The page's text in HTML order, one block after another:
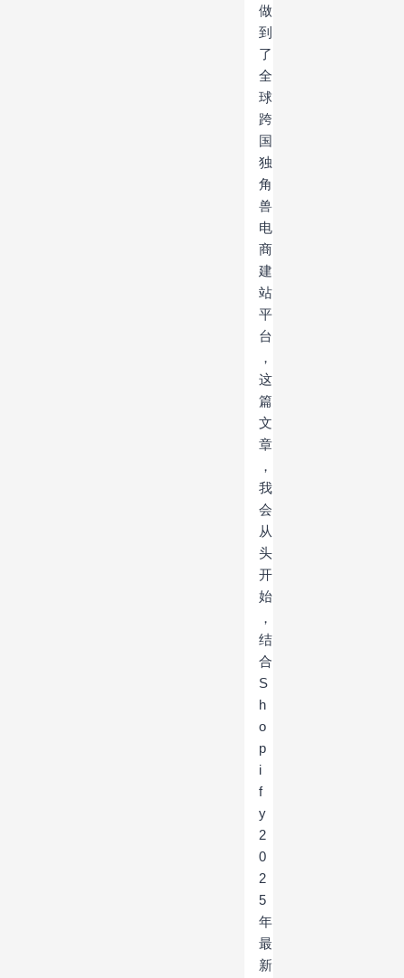
做
到
了
全
球
跨
国
独
角
兽
电
商
建
站
平
台
，
这
篇
文
章
，
我
会
从
头
开
始
，
结
合
S
h
o
p
i
f
y
2
0
2
5
年
最
新